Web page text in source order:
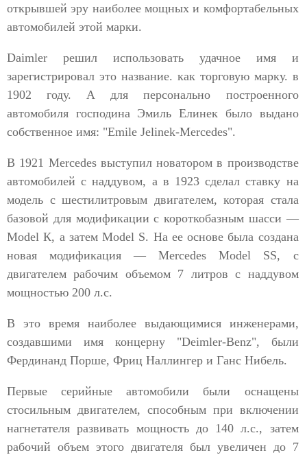
открывшей эру наиболее мощных и комфортабельных
автомобилей этой марки.
Daimler решил использовать удачное имя и
зарегистрировал это название. как торговую марку. в
1902 году. А для персонально построенного
автомобиля господина Эмиль Елинек было выдано
собственное имя: "Emile Jelinek-Mercedes".
В 1921 Mercedes выступил новатором в производстве
автомобилей с наддувом, а в 1923 сделал ставку на
модель с шестилитровым двигателем, которая стала
базовой для модификации с короткобазным шасси —
Model К, а затем Model S. На ее основе была создана
новая модификация — Mercedes Model SS, с
двигателем рабочим объемом 7 литров с наддувом
мощностью 200 л.с.
В это время наиболее выдающимися инженерами,
создавшими имя концерну "Deimler-Benz", были
Фердинанд Порше, Фриц Наллингер и Ганс Нибель.
Первые серийные автомобили были оснащены
cтосильным двигателем, способным при включении
нагнетателя развивать мощность до 140 л.с., затем
рабочий объем этого двигателя был увеличен до 7